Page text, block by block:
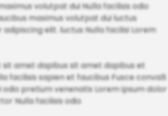
volutpat dui Nulla facilisis odio
maximus volutpat dui luctus
elit. luctus Nulla facilisi Lorem
amet dapibus sit amet dapibus et
facilisis sapien et faucibus Fusce convalli
pretium venenatis Lorem ipsum dolor
Nulla facilisis odio